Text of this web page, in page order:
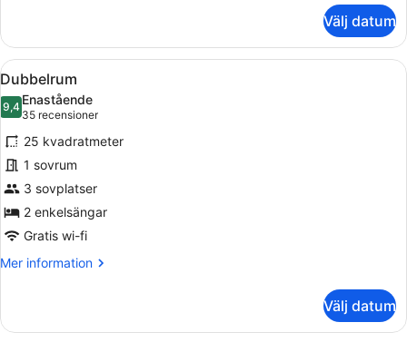
(Andalusian
Courtyard)
Välj datum
Öppna
alla
foton
för
Dubbelrum
1 sovrum, skrivbord,
5
Dubbelrum
9,49,4 av 10
Enastående
35 recensioner
(35 recensioner)
25 kvadratmeter
1 sovrum
3 sovplatser
2 enkelsängar
Gratis wi-fi
Mer information
Mer
Välj datum